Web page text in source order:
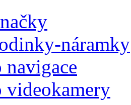
náramky
videokamery